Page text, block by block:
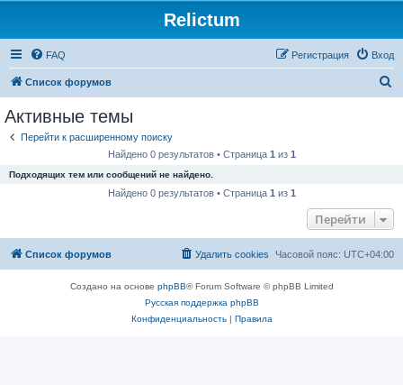
Relictum
FAQ Вход
Регистрация
Список форумов
Активные темы
Перейти к расширенному поиску
Найдено 0 результатов • Страница 1 из 1
Подходящих тем или сообщений не найдено.
Найдено 0 результатов • Страница 1 из 1
Перейти
Список форумов Часовой пояс: UTC+04:00
Удалить cookies
Создано на основе phpBB® Forum Software © phpBB Limited
Русская поддержка phpBB
Конфиденциальность| Правила